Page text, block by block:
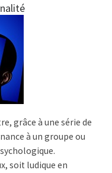
grâce à une série de
à un groupe ou
soit ludique en